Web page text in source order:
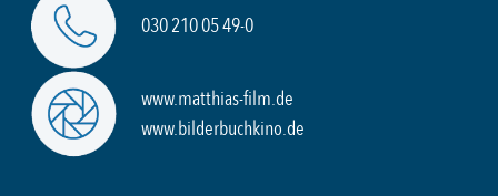
030 210 05 49-0
www.matthias-film.de
www.bilderbuchkino.de